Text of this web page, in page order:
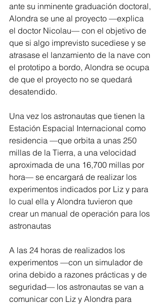
ante su inminente graduación doctoral,
Alondra se une al proyecto —explica
el doctor Nicolau— con el objetivo de
que si algo imprevisto sucediese y se
atrasase el lanzamiento de la nave con
el prototipo a bordo, Alondra se ocupa
de que el proyecto no se quedará
desatendido.
Una vez los astronautas que tienen la
Estación Espacial Internacional como
residencia —que orbita a unas 250
millas de la Tierra, a una velocidad
aproximada de una 16,700 millas por
hora— se encargará de realizar los
experimentos indicados por Liz y para
lo cual ella y Alondra tuvieron que
crear un manual de operación para los
astronautas
A las 24 horas de realizados los
experimentos —con un simulador de
orina debido a razones prácticas y de
seguridad— los astronautas se van a
comunicar con Liz y Alondra para